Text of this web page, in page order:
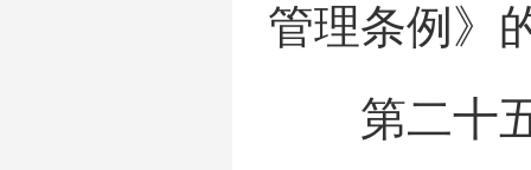
管理条例》
第二十五